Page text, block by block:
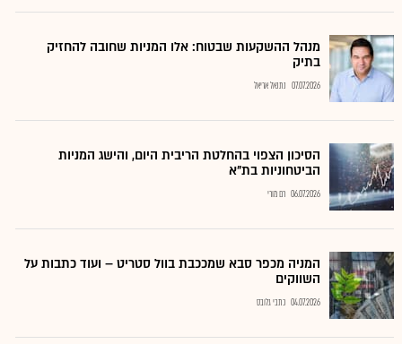
מנהל ההשקעות שבטוח: אלו המניות שחובה להחזיק
בתיק
07.07.2026 נתנאל אריאל
הסיכון הצפוי בהחלטת הריבית היום, והישג המניות
הביטחוניות בת"א
06.07.2026 רם מורי
המניה מכפר סבא שמככבת בוול סטריט – ועוד כתבות על
השווקים
04.07.2026 כתבי גלובס